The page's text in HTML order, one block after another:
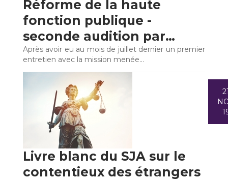
Réforme de la haute
fonction publique -
seconde audition par…
Après avoir eu au mois de juillet dernier un premier
entretien avec la mission menée…
Livre blanc du SJA sur le
contentieux des étrangers